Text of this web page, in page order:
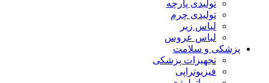
تولیدی پارچه
تولیدی چرم
لباس زیر
لباس عروس
پزشکی و سلامت
تجهیزات پزشکی
فیزیوتراپی